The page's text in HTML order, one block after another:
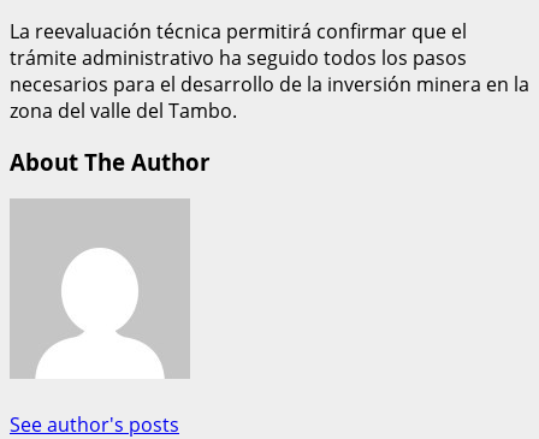
La reevaluación técnica permitirá confirmar que el
trámite administrativo ha seguido todos los pasos
necesarios para el desarrollo de la inversión minera en la
zona del valle del Tambo.
About The Author
See author's posts